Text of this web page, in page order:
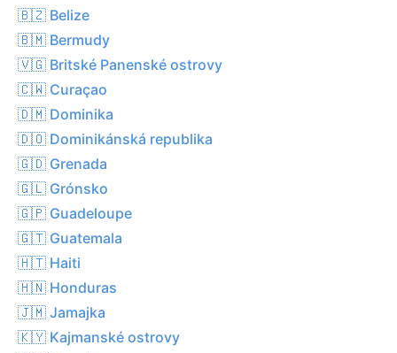
🇧🇿 Belize
🇧🇲 Bermudy
🇻🇬 Britské Panenské ostrovy
🇨🇼 Curaçao
🇩🇲 Dominika
🇩🇴 Dominikánská republika
🇬🇩 Grenada
🇬🇱 Grónsko
🇬🇵 Guadeloupe
🇬🇹 Guatemala
🇭🇹 Haiti
🇭🇳 Honduras
🇯🇲 Jamajka
🇰🇾 Kajmanské ostrovy